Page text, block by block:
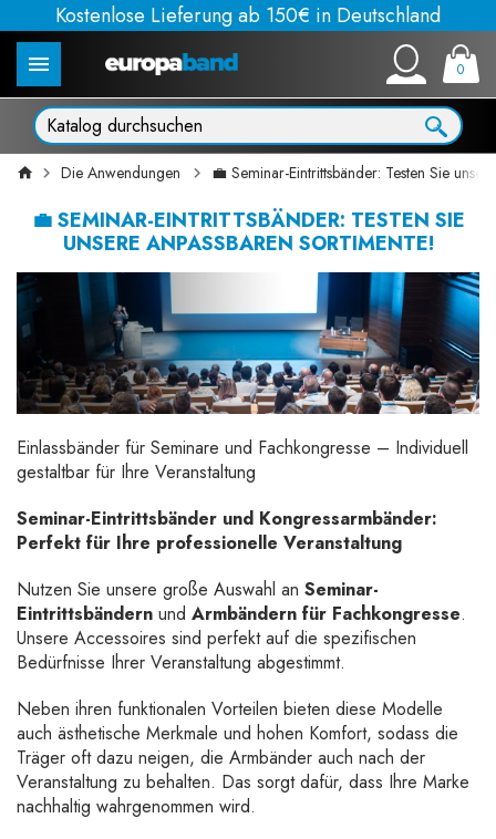
Kostenlose Lieferung ab 150€ in Deutschland
0
Die Anwendungen 💼 Seminar-Eintrittsbänder: Testen Sie
💼 SEMINAR-EINTRITTSBÄNDER: TESTEN SIE
UNSERE ANPASSBAREN SORTIMENTE!
Einlassbänder für Seminare und Fachkongresse – Individuell
gestaltbar für Ihre Veranstaltung
Seminar-Eintrittsbänder und Kongressarmbänder:
Perfekt für Ihre professionelle Veranstaltung
Nutzen Sie unsere große Auswahl an Seminar-
Eintrittsbändern und Armbändern für Fachkongresse.
Unsere Accessoires sind perfekt auf die spezifischen
Bedürfnisse Ihrer Veranstaltung abgestimmt.
Neben ihren funktionalen Vorteilen bieten diese Modelle
auch ästhetische Merkmale und hohen Komfort, sodass die
Träger oft dazu neigen, die Armbänder auch nach der
Veranstaltung zu behalten. Das sorgt dafür, dass Ihre Marke
nachhaltig wahrgenommen wird.